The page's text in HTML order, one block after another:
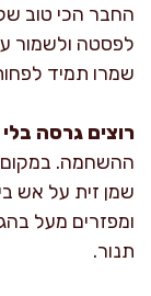
החבר הכי טוב
לפסטה ולשמור
שמרו תמיד לפחות 200 מ"ל והוסיפו לפי
רוצים גרסה
ומפזרים מעל
תנור.